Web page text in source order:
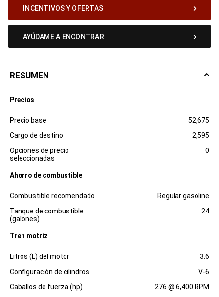
INCENTIVOS Y OFERTAS
AYÚDAME A ENCONTRAR
RESUMEN
Precios
Especificaciones
Precio base
52,675
Cargo de destino
2,595
Opciones de precio
seleccionadas
0
Ahorro de combustible
Especificaciones Dimensiones
Combustible recomendado
Regular gasoline
Tanque de combustible
(galones)
24
Tren motriz
Especificaciones Dimensiones
Litros (L) del motor
3.6
Configuración de cilindros
V-6
Caballos de fuerza (hp)
276 @ 6,400 RPM